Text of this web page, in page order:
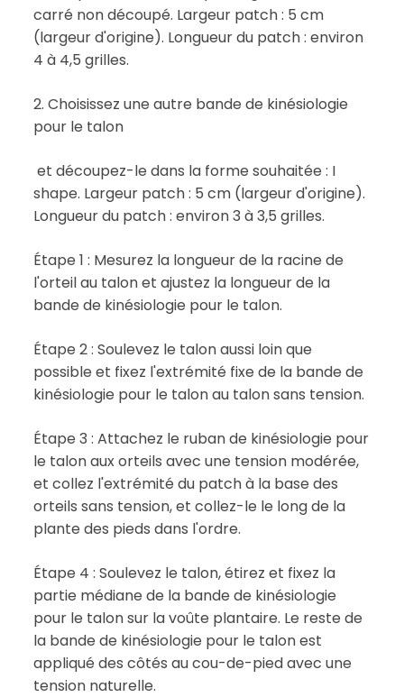
carré non découpé. Largeur patch : 5 cm
(largeur d'origine). Longueur du patch : environ
4 à 4,5 grilles.
2. Choisissez une autre bande de kinésiologie
pour le talon
et découpez-le dans la forme souhaitée : I
shape. Largeur patch : 5 cm (largeur d'origine).
Longueur du patch : environ 3 à 3,5 grilles.
Étape 1 : Mesurez la longueur de la racine de
l'orteil au talon et ajustez la longueur de la
bande de kinésiologie pour le talon.
Étape 2 : Soulevez le talon aussi loin que
possible et fixez l'extrémité fixe de la bande de
kinésiologie pour le talon au talon sans tension.
Étape 3 : Attachez le ruban de kinésiologie pour
le talon aux orteils avec une tension modérée,
et collez l'extrémité du patch à la base des
orteils sans tension, et collez-le le long de la
plante des pieds dans l'ordre.
Étape 4 : Soulevez le talon, étirez et fixez la
partie médiane de la bande de kinésiologie
pour le talon sur la voûte plantaire. Le reste de
la bande de kinésiologie pour le talon est
appliqué des côtés au cou-de-pied avec une
tension naturelle.